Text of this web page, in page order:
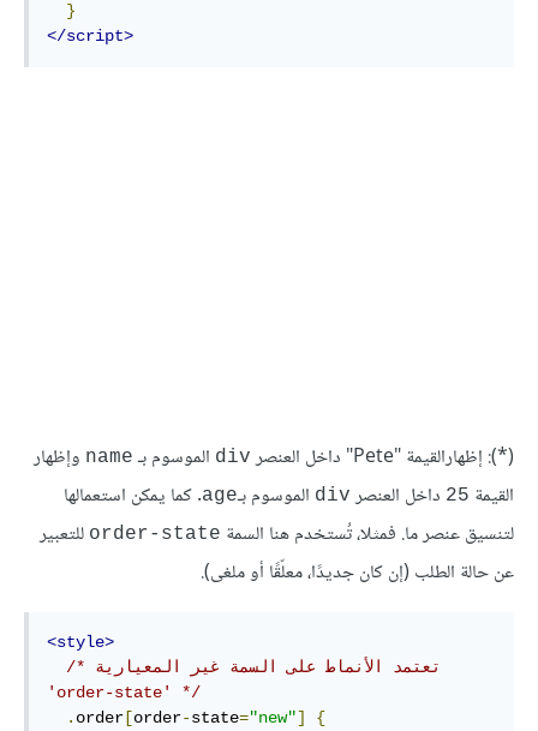
}
</script>
(*): إظهارالقيمة "Pete" داخل العنصر div الموسوم بـ name وإظهار
القيمة 25 داخل العنصر div الموسوم بـage. كما يمكن استعمالها
لتنسيق عنصر ما. فمثلا، تُستخدم هنا السمة order-state للتعبير
عن حالة الطلب (إن كان جديدًا، معلّقًا أو ملغى).
<style>
/* تعتمد الأنماط على السمة غير المعيارية
'order-state' */
. order [order-state="new"]
{